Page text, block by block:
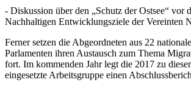
- Diskussion über den „Schutz der Ostsee“ vor
Nachhaltigen Entwicklungsziele der Vereinten
Ferner setzen die Abgeordneten aus 22
Parlamenten ihren Austausch zum Thema
fort. Im kommenden Jahr legt die 2017 zu
eingesetzte Arbeitsgruppe einen